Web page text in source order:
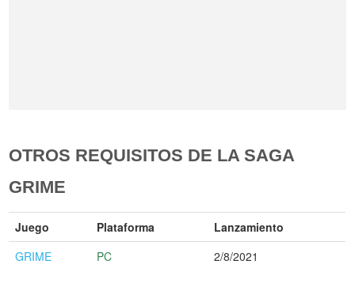
OTROS REQUISITOS DE LA SAGA
GRIME
Juego Plataforma
Lanzamiento
GRIME
PC 2/8/2021